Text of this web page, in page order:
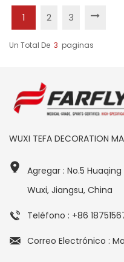
usuarios sensibles.
1 2 3
Un Total De 3 Paginas
WUXI TEFA DECORATION
Agregar : No.5
Wuxi, Jiangsu, China
Teléfono : +86
Correo Electrónico :